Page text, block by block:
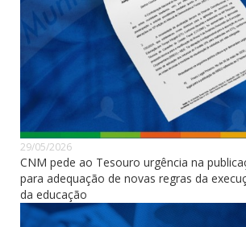
29/05/2026
CNM pede ao Tesouro urgência na
para adequação de novas regras da
da educação